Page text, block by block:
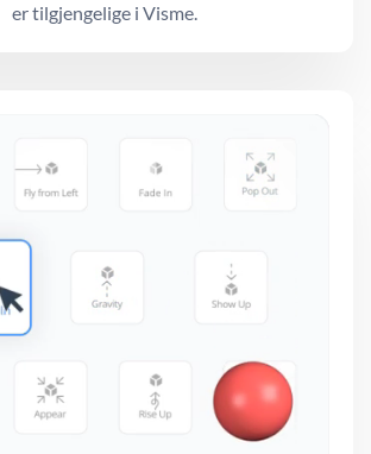
er tilgjengelige i Visme.